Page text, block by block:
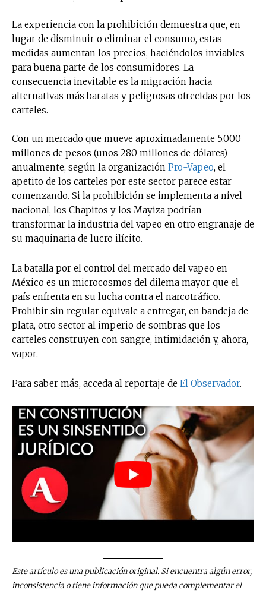
La experiencia con la prohibición demuestra que, en
lugar de disminuir o eliminar el consumo, estas
medidas aumentan los precios, haciéndolos inviables
para buena parte de los consumidores. La
consecuencia inevitable es la migración hacia
alternativas más baratas y peligrosas ofrecidas por los
carteles.
Con un mercado que mueve aproximadamente 5.000
millones de pesos (unos 280 millones de dólares)
anualmente, según la organización Pro-Vapeo, el
apetito de los carteles por este sector parece estar
comenzando. Si la prohibición se implementa a nivel
nacional, los Chapitos y los Mayiza podrían
transformar la industria del vapeo en otro engranaje de
su maquinaria de lucro ilícito.
La batalla por el control del mercado del vapeo en
México es un microcosmos del dilema mayor que el
país enfrenta en su lucha contra el narcotráfico.
Prohibir sin regular equivale a entregar, en bandeja de
plata, otro sector al imperio de sombras que los
carteles construyen con sangre, intimidación y, ahora,
vapor.
Para saber más, acceda al reportaje de El Observador.
Este artículo es una publicación original. Si encuentra algún error,
inconsistencia o tiene información que pueda complementar el